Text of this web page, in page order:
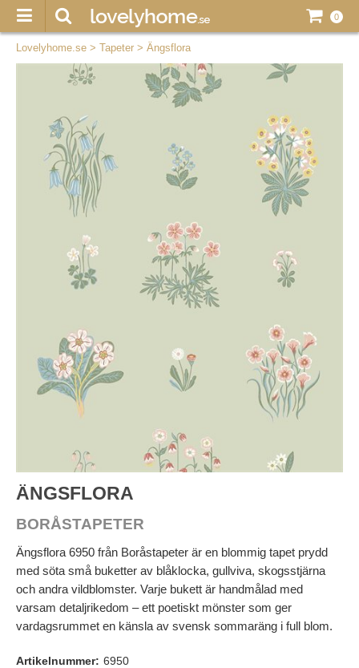
0
Lovelyhome.se > Tapeter > Ängsflora
ÄNGSFLORA
BORÅSTAPETER
Ängsflora 6950 från Boråstapeter är en blommig tapet prydd
med söta små buketter av blåklocka, gullviva, skogsstjärna
och andra vildblomster. Varje bukett är handmålad med
varsam detaljrikedom – ett poetiskt mönster som ger
vardagsrummet en känsla av svensk sommaräng i full blom.
Artikelnummer: 6950